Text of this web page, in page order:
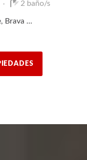
2 baño/s
Brava ...